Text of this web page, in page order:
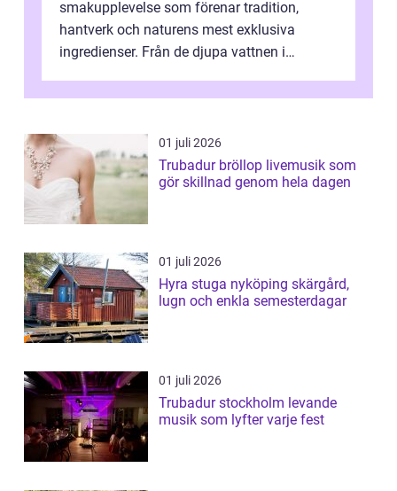
smakupplevelse som förenar tradition,
hantverk och naturens mest exklusiva
ingredienser. Från de djupa vattnen i
01 juli 2026
Trubadur bröllop livemusik som
gör skillnad genom hela dagen
01 juli 2026
Hyra stuga nyköping skärgård,
lugn och enkla semesterdagar
01 juli 2026
Trubadur stockholm levande
musik som lyfter varje fest